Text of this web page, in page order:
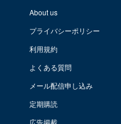
About us
プライバシーポリシー
利用規約
よくある質問
メール配信申し込み
定期購読